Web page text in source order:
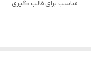
مناسب برای قالب گیری